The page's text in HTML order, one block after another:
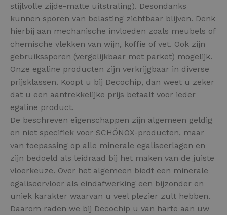
stijlvolle zijde-matte uitstraling). Desondanks
kunnen sporen van belasting zichtbaar blijven. Denk
hierbij aan mechanische invloeden zoals meubels of
chemische vlekken van wijn, koffie of vet. Ook zijn
gebruikssporen (vergelijkbaar met parket) mogelijk.
Onze egaline producten zijn verkrijgbaar in diverse
prijsklassen. Koopt u bij Decochip, dan weet u zeker
dat u een aantrekkelijke prijs betaalt voor ieder
egaline product.
De beschreven eigenschappen zijn algemeen geldig
en niet specifiek voor SCHÖNOX-producten, maar
van toepassing op alle minerale egaliseerlagen en
zijn bedoeld als leidraad bij het maken van de juiste
vloerkeuze. Over het algemeen biedt een minerale
egaliseervloer als eindafwerking een bijzonder en
uniek karakter waarvan u veel plezier zult hebben.
Daarom raden we bij Decochip u van harte aan uw